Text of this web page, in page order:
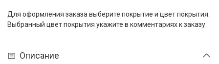
Для оформления заказа выберите покрытие и цвет покрытия.
Выбранный цвет покрытия укажите в комментариях к заказу.
Описание